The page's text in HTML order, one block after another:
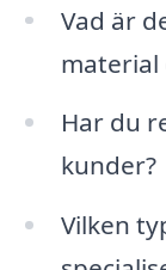
Vad är
material
Har du
kunder?
Vilken